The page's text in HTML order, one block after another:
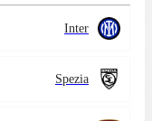
Inter
Spezia